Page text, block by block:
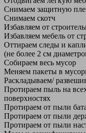
Снимаем защитную
Снимаем скотч
Избавляем от
Избавляем мебель от
Оттираем следы и
(не более 2 см
Собираем весь мусор
Меняем пакеты в
Раскладываем/
Протираем пыль на
поверхностях
Протираем от пыли
Протираем от пыли
Протираем от пыли